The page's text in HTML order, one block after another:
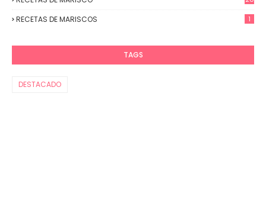
RECETAS DE MARISCOS 1
TAGS
DESTACADO